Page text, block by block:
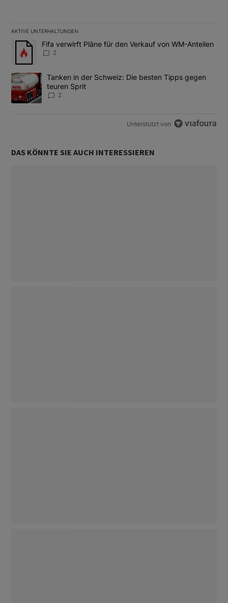
AKTIVE UNTERHALTUNGEN
Das Folgende ist eine Liste der am meisten kommentierten
Ein Trendartikel mit dem Titel "Fifa verwirft Pläne für den
Fifa verwirft Pläne für den Verkauf von WM-Anteilen
2
Ein Trendartikel mit dem Titel "Tanken in der Schweiz: Die
Tanken in der Schweiz: Die besten Tipps gegen
teuren Sprit
2
Unterstützt von
DAS KÖNNTE SIE AUCH INTERESSIEREN